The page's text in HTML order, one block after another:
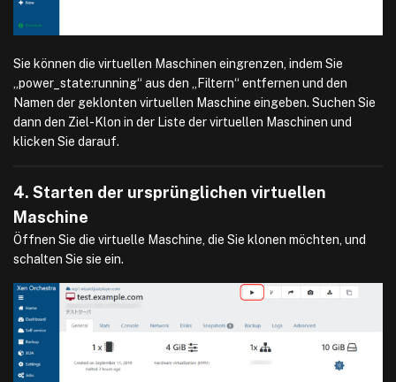
Sie können die virtuellen Maschinen eingrenzen, indem Sie
„power_state:running“ aus den „Filtern“ entfernen und den
Namen der geklonten virtuellen Maschine eingeben. Suchen Sie
dann den Ziel-Klon in der Liste der virtuellen Maschinen und
klicken Sie darauf.
4. Starten der ursprünglichen virtuellen
Maschine
Öffnen Sie die virtuelle Maschine, die Sie klonen möchten, und
schalten Sie sie ein.